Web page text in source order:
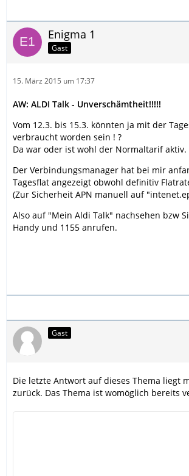
Enigma 1
Gast
15. März 2015 um 17:37
AW: ALDI Talk - Unverschämtheit!!!!!
Vom 12.3. bis 15.3. könnten ja mit der
verbraucht worden sein ! ?
Da war oder ist wohl der Normaltarif aktiv.
Der Verbindungsmanager hat bei mir
Tagesflat angezeigt obwohl definitiv
(Zur Sicherheit APN manuell auf
Also auf "Mein Aldi Talk" nachsehen bzw
Handy und 1155 anrufen.
Gast
Die letzte Antwort auf dieses Thema liegt
zurück. Das Thema ist womöglich bereits